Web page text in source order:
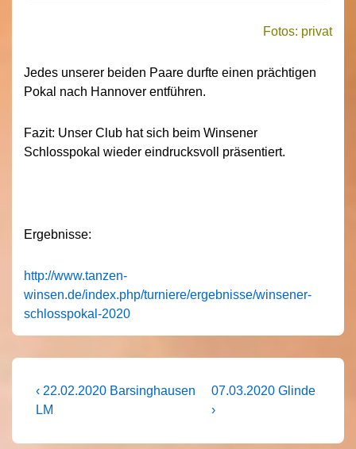
Fotos: privat
Jedes unserer beiden Paare durfte einen prächtigen
Pokal nach Hannover entführen.
Fazit: Unser Club hat sich beim Winsener
Schlosspokal wieder eindrucksvoll präsentiert.
Ergebnisse:
http://www.tanzen-
winsen.de/index.php/turniere/ergebnisse/winsener-
schlosspokal-2020
Beitragsnavigation
Vorheriger
Beitrag
‹ 22.02.2020 Barsinghausen
LM
Nächster
Beitrag
07.03.2020 Glinde
›